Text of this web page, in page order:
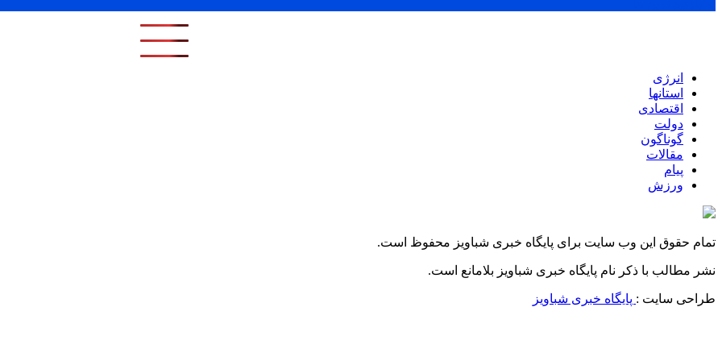
انرژی
استانها
اقتصادی
دولت
گوناگون
مقالات
پیام
ورزش
تمام حقوق این وب سایت برای پایگاه خبری شباویز محفوظ است.
نشر مطالب با ذکر نام پایگاه خبری شباویز بلامانع است.
طراحی سایت : پایگاه خبری شباویز